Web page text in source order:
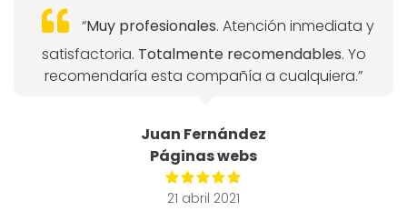
“Muy profesionales. Atención inmediata y
satisfactoria. Totalmente recomendables. Yo
recomendaría esta compañía a cualquiera.”
Juan Fernández
Páginas webs
21 abril 2021